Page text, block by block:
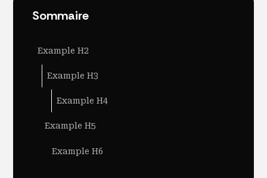
Sommaire
Example H2
Example H3
Example H4
Example H5
Example H6